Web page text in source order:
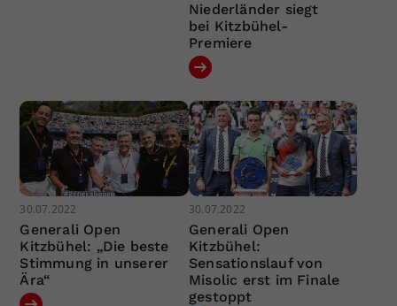
Niederländer siegt
bei Kitzbühel-
Premiere
30.07.2022
Generali Open
Kitzbühel: „Die beste
Stimmung in unserer
Ära“
30.07.2022
Generali Open
Kitzbühel:
Sensationslauf von
Misolic erst im Finale
gestoppt